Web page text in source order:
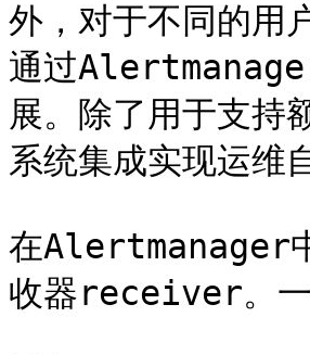
外，对于不同的用
通过
展。除了用于支持
系统集成实现运维
在Alertmanager
收器receiver。